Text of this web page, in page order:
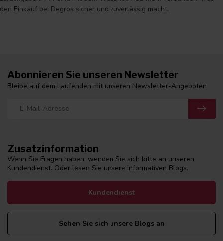
den Einkauf bei Degros sicher und zuverlässig macht.
Zusatzinformation
Wenn Sie Fragen haben, wenden Sie sich bitte an unseren
Kundendienst. Oder lesen Sie unsere informativen Blogs.
Kundendienst
Sehen Sie sich unsere Blogs an
Abonnieren Sie unseren Newsletter
Bleibe auf dem Laufenden mit unseren Newsletter-Angeboten